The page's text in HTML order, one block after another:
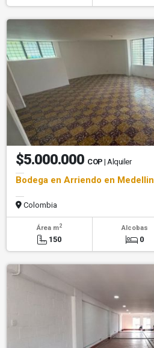
$5.000.000 COP | Alquiler
Bodega en Arriendo en Medellin
Colombia
Área m2
150
Alcobas
0